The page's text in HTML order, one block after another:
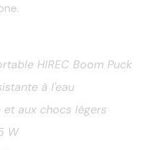
HIREC Boom Puck
à l'eau
et aux chocs légers
W